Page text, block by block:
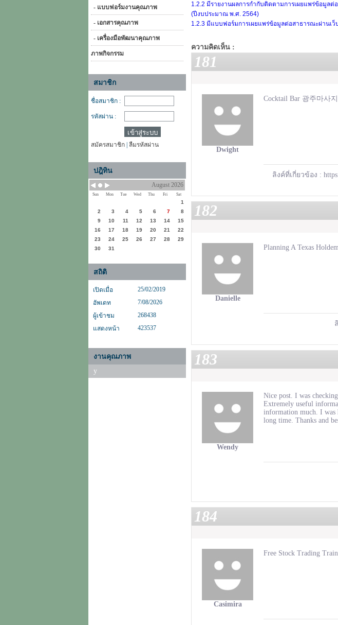
- แบบฟอร์มงานคุณภาพ
- เอกสารคุณภาพ
- เครื่องมือพัฒนาคุณภาพ
ภาพกิจกรรม
สมาชิก
ชื่อสมาชิก :
รหัสผ่าน :
สมัครสมาชิก ลืมรหัสผ่าน
ปฎิทิน
August 2026
Sun Mon Tue Wed Thu Fri Sat
1
2
3 4 5 6 7
8
9
10 11 12 13 14
15
16
17 18 19 20 21
22
23
24 25 26 27 28
29
30
31
สถิติ
เปิดเมื่อ
25/02/2019
อัพเดท
7/08/2026
ผู้เข้าชม
268438
แสดงหน้า
423537
งานคุณภาพ
y
1.2.2 มีรายงานผลการกำกับติดตามการเผยแพร่ข้อมูล
(ปีงบประมาณ พ.ศ. 2564)
1.2.3 มีแบบฟอร์มการเผยแพร่ข้อมูลต่อสาธารณะผ่านเ
ความคิดเห็น :
181
Dwight
Cocktail Bar 광주마사지
ลิงค์ที่เกี่ยวข้อง :
182
Danielle
Planning A Texas
183
Wendy
Nice post. I was
Extremely useful
information much. I
long time. Thanks and
184
Casimira
Free Stock Trading